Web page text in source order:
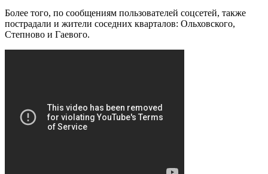
Более того, по сообщениям пользователей соцсетей, также
пострадали и жители соседних кварталов: Ольховского,
Степново и Гаевого.